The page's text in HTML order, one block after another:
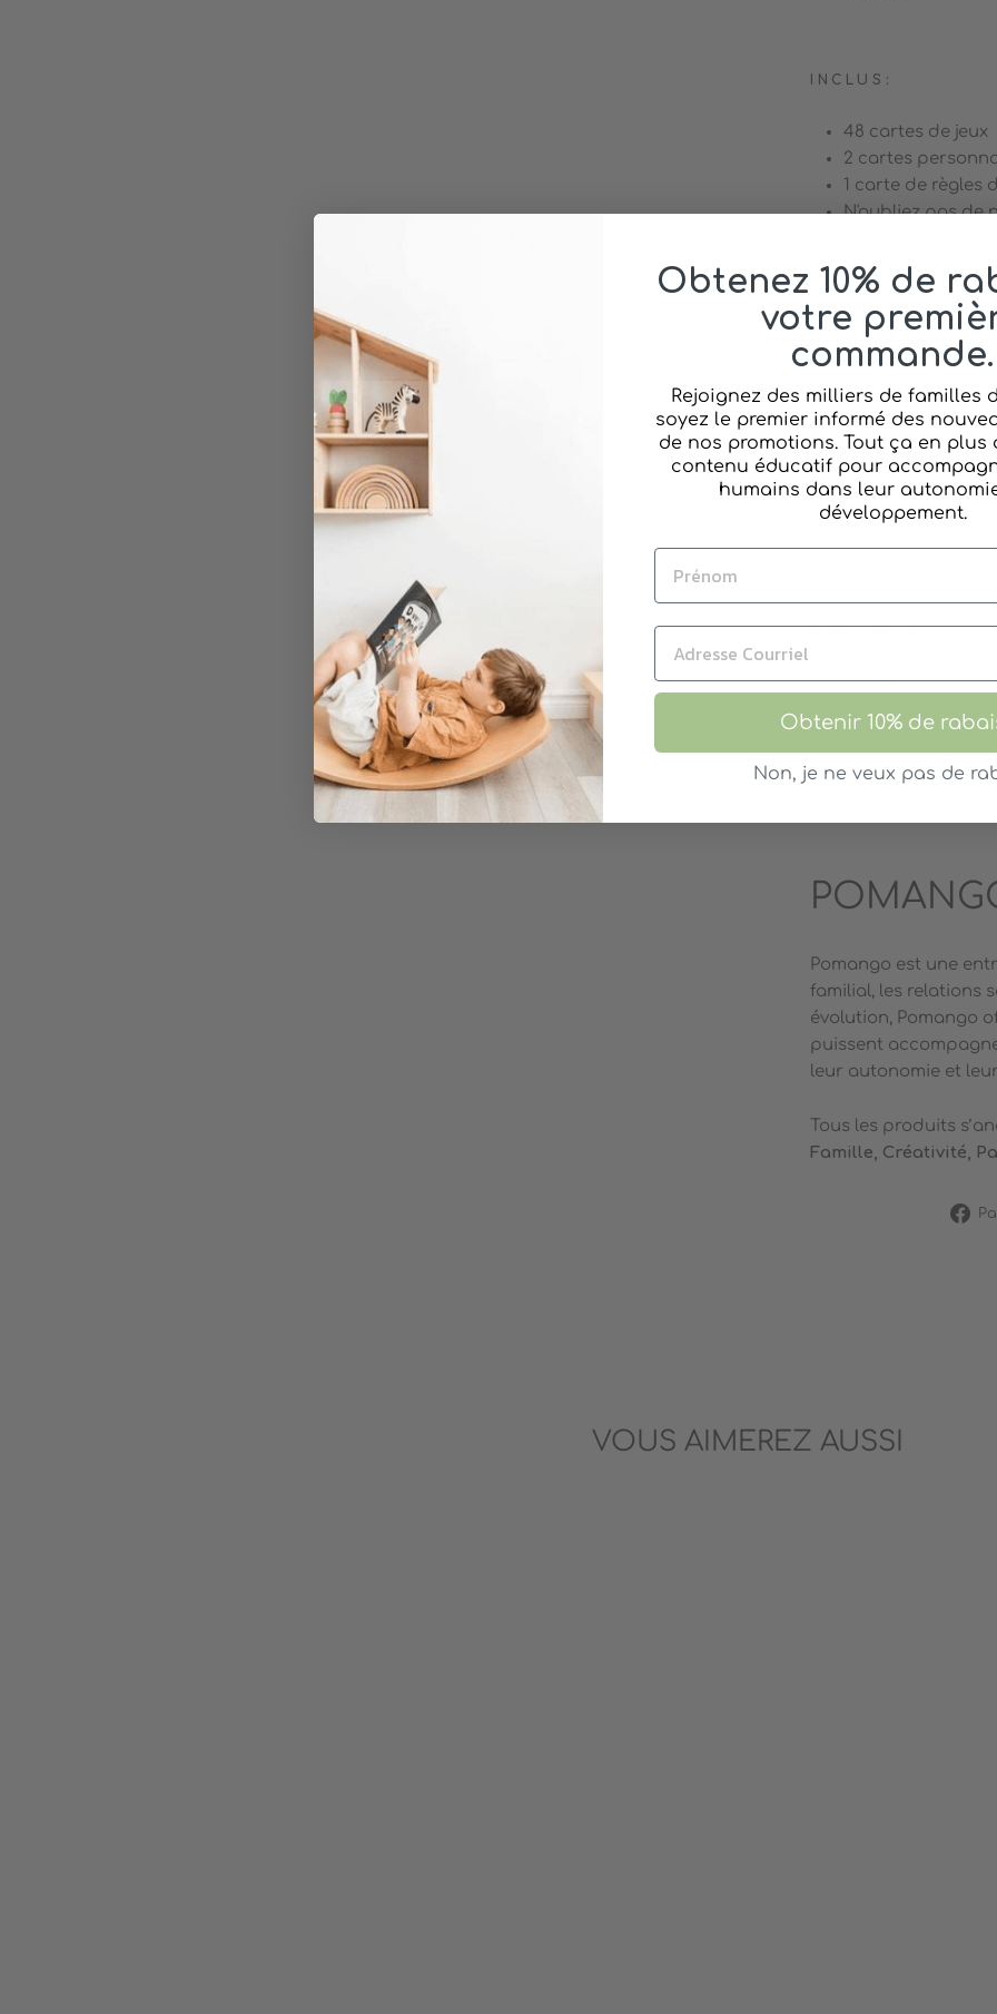
INCLUS:
48 cartes de jeux
2 cartes
1 carte de règles
N'oubliez pas de
Âge: 3 ans et
l'enfant)
Composition:
Dimension: 3.5 x
Conçu et produit
Illustrations et
Dans la même
Nos Bons
Nos Bons
Nos Bons
Nos Bons
Pomango est une
familial, les relations
évolution, Pomango
puissent
leur autonomie et
Tous les produits
Famille, Créativité,
VOUS AIMEREZ AUSSI
Obtenez 10% de
votre
commande.
Rejoignez des milliers de familles
soyez le premier informé des
de nos promotions. Tout ça en plus
contenu éducatif pour
humains dans leur
développement.
Obtenir 10% de
Non, je ne veux pas de